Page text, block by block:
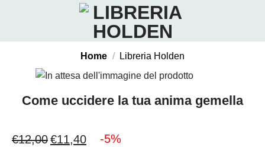
Home / Libreria Holden
Come uccidere la tua anima gemella
€12,00 Il
€11,40Il
-5%